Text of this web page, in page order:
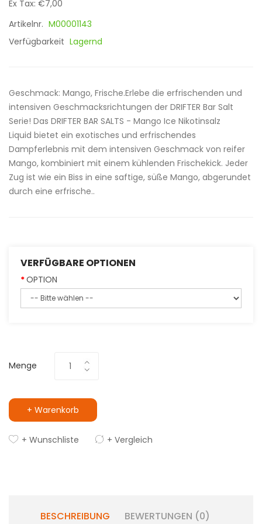
Ex Tax: €7,00
Artikelnr. M00001143
Verfügbarkeit Lagernd
Geschmack: Mango, Frische.Erlebe die erfrischenden und
intensiven Geschmacksrichtungen der DRIFTER Bar Salt
Serie! Das DRIFTER BAR SALTS - Mango Ice Nikotinsalz
Liquid bietet ein exotisches und erfrischendes
Dampferlebnis mit dem intensiven Geschmack von reifer
Mango, kombiniert mit einem kühlenden Frischekick. Jeder
Zug ist wie ein Biss in eine saftige, süße Mango, abgerundet
durch eine erfrische..
VERFÜGBARE OPTIONEN
OPTION
Menge
+ Warenkorb
+ Wunschliste + Vergleich
BESCHREIBUNG BEWERTUNGEN (0)